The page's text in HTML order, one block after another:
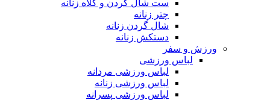
ست شال گردن و کلاه زنانه
چتر زنانه
شال گردن زنانه
دستکش زنانه
ورزش و سفر
لباس ورزشی
لباس ورزشی مردانه
لباس ورزشی زنانه
لباس ورزشی پسرانه